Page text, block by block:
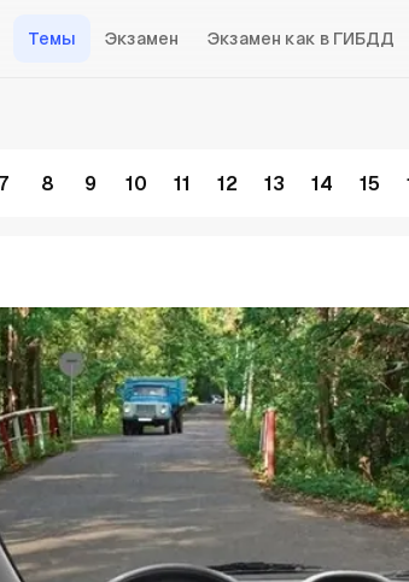
Темы Экзамен Экзамен как в ГИБДД
7 8 9 10 11 12 13 14 15